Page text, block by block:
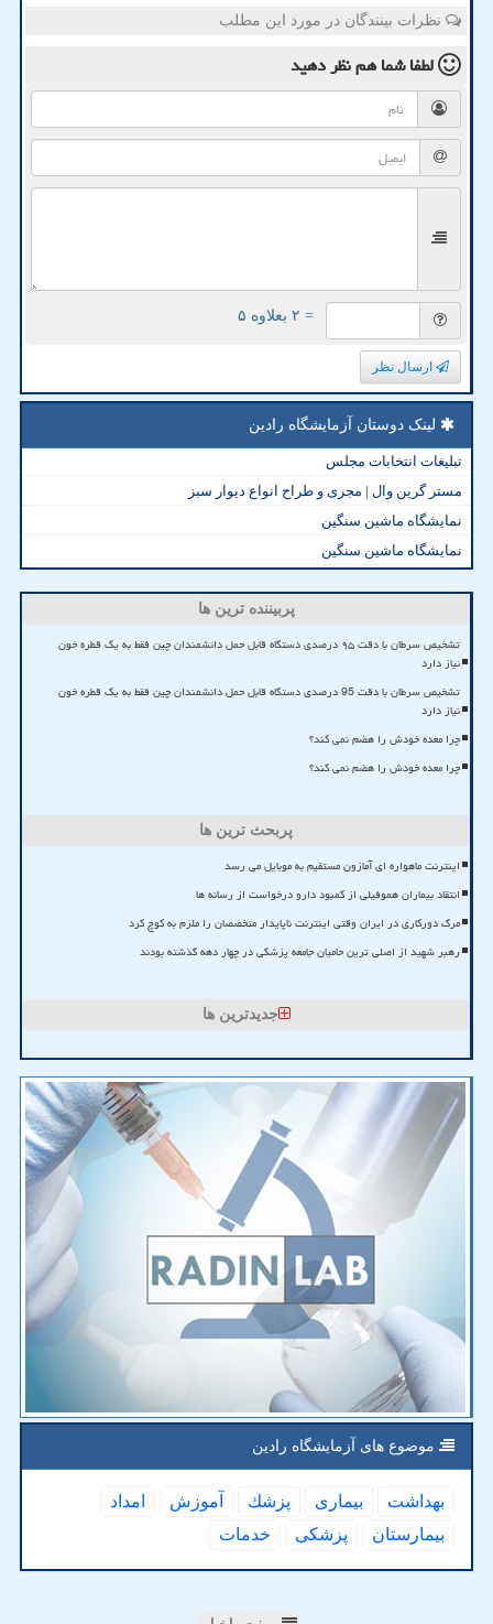
نظرات بینندگان در مورد این مطلب
لطفا شما همنظر دهید
= ۲ بعلاوه ۵
ارسال نظر
لینک دوستان آزمایشگاه رادین
تبلیغات انتخابات مجلس
مستر گرین وال | مجری و طراح انواع دیوار سبز
نمایشگاه ماشین سنگین
نمایشگاه ماشین سنگین
پربیننده ترین ها
تشخیص سرطان با دقت ۹۵ درصدی دستگاه قابل حمل دانشمندان چین فقط به یک قطره خون
نیاز دارد
تشخیص سرطان با دقت 95 درصدی دستگاه قابل حمل دانشمندان چین فقط به یک قطره خون
نیاز دارد
چرا معده خودش را هضم نمی کند؟
چرا معده خودش را هضم نمی کند؟
پربحث ترین ها
اینترنت ماهواره ای آمازون مستقیم به موبایل می رسد
انتقاد بیماران هموفیلی از کمبود دارو درخواست از رسانه ها
مرگ دورکاری در ایران وقتی اینترنت ناپایدار متخصصان را ملزم به کوچ کرد
رهبر شهید از اصلی ترین حامیان جامعه پزشکی در چهار دهه گذشته بودند
جدیدترین ها
موضوع های آزمایشگاه رادین
بهداشت بیماری پزشك آموزش
امداد
بیمارستان
پزشكی خدمات